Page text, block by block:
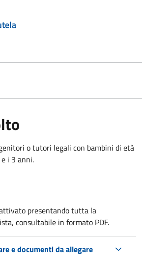
o tutori legali con bambini di età
i 3 anni.
presentando tutta la
consultabile in formato PDF.
e documenti da allegare